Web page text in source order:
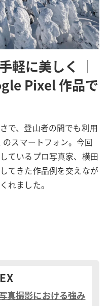
軽に美しく ｜
Pixel 作品で
で、登山者の間でも利用
スマートフォン。今回
ているプロ写真家、横田
てきた作品例を交えなが
れました。
真撮影における強み